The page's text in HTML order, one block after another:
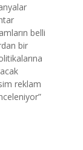
belli
bir
reklam